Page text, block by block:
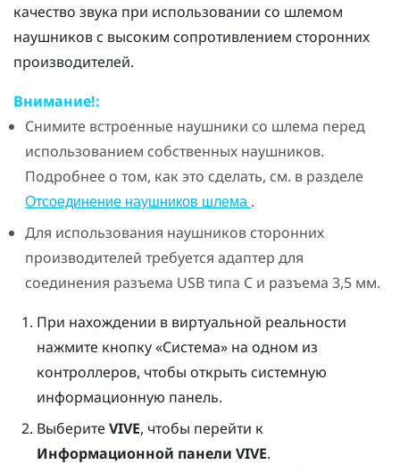
качество звука при использовании со шлемом
наушников с высоким сопротивлением сторонних
производителей.
Внимание!:
Снимите встроенные наушники со шлема перед
использованием собственных наушников.
Подробнее о том, как это сделать, см. в разделе
Отсоединение наушников шлема .
Для использования наушников сторонних
производителей требуется адаптер для
соединения разъема USB типа Cи разъема 3,5 мм.
При нахождении в виртуальной реальности
нажмите кнопку «Система» на одном из
контроллеров, чтобы открыть системную
информационную панель.
Выберите VIVE, чтобы перейти к
Информационной панели VIVE.